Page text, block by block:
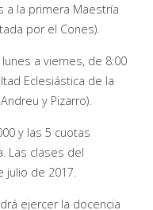
a la primera Maestría
por el Cones).
a viernes, de 8:00
Eclesiástica de la
y Pizarro).
y las 5 cuotas
Las clases del
julio de 2017.
ejercer la docencia